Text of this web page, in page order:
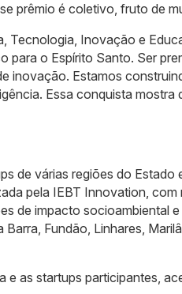
prêmio é coletivo, fruto de
Tecnologia, Inovação e
para o Espírito Santo. Ser
inovação. Estamos
Essa conquista
de várias regiões do Estado
pela IEBT Innovation,
de impacto socioambiental
Fundão, Linhares,
e as startups participantes,